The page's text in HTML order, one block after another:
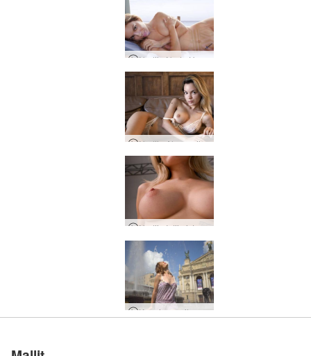
Nadiia Alusvaatteet
Nadiia Intiimi Johdanto
Kunnianosoitus Ukrainalle